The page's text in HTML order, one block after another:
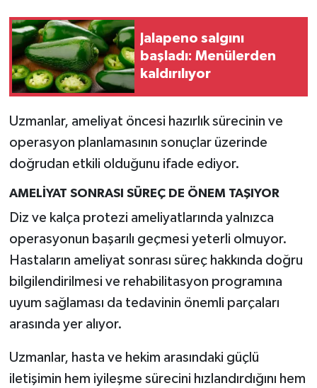
Jalapeno salgını
başladı: Menülerden
kaldırılıyor
Uzmanlar, ameliyat öncesi hazırlık sürecinin ve
operasyon planlamasının sonuçlar üzerinde
doğrudan etkili olduğunu ifade ediyor.
AMELİYAT SONRASI SÜREÇ DE ÖNEM TAŞIYOR
Diz ve kalça protezi ameliyatlarında yalnızca
operasyonun başarılı geçmesi yeterli olmuyor.
Hastaların ameliyat sonrası süreç hakkında doğru
bilgilendirilmesi ve rehabilitasyon programına
uyum sağlaması da tedavinin önemli parçaları
arasında yer alıyor.
Uzmanlar, hasta ve hekim arasındaki güçlü
iletişimin hem iyileşme sürecini hızlandırdığını hem